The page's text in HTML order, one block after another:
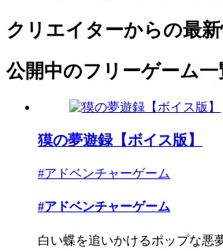
クリエイターからの最
公開中のフリーゲーム一
獏の夢遊録【ボイス版】
#アドベンチャーゲーム
#アドベンチャーゲーム
白い蝶を追いかけるポップな悪